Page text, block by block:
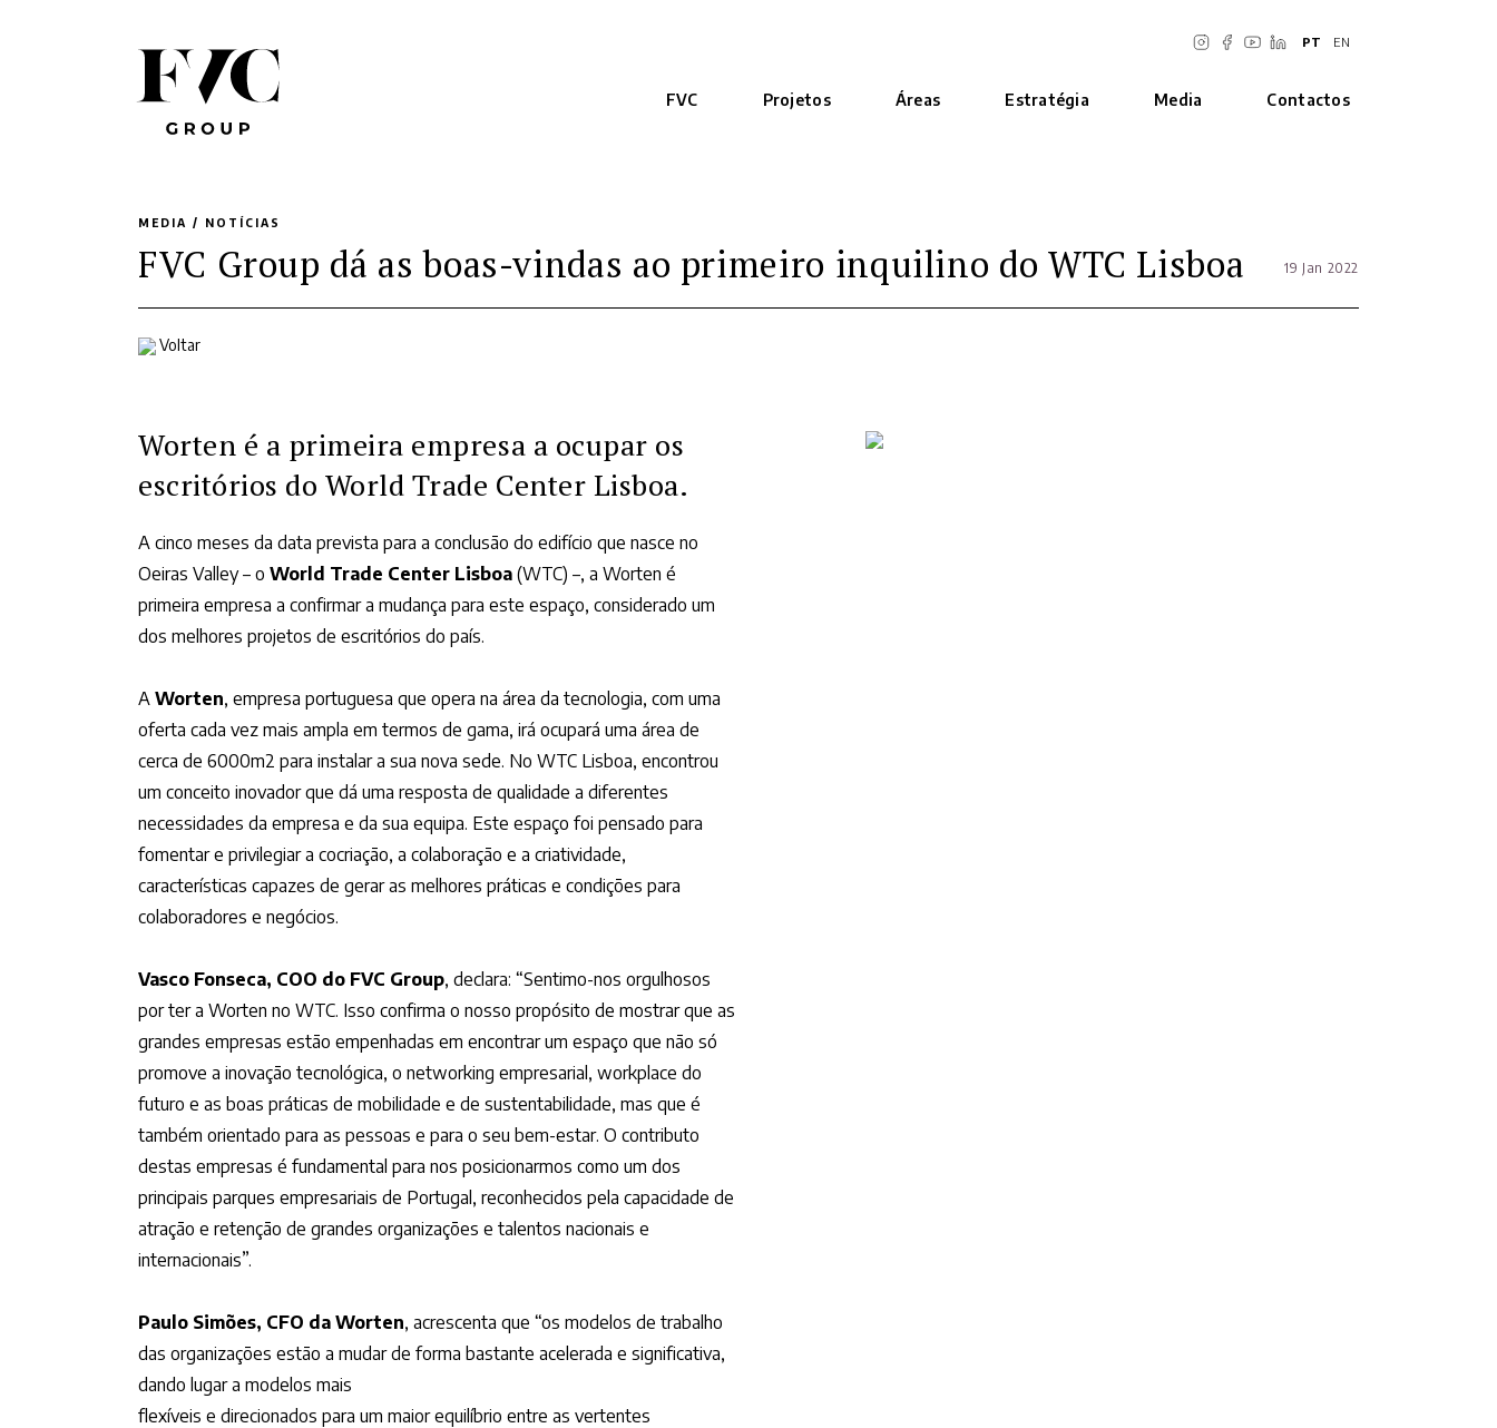
PT EN
FVC Projetos Áreas Estratégia Media Contactos
MEDIA / NOTÍCIAS
FVC Group dá as boas-vindas ao primeiro inquilino do WTC Lisboa 19 Jan 2022
Voltar
Worten é a primeira empresa a ocupar os
escritórios do World Trade Center Lisboa.
A cinco meses da data prevista para a conclusão do edifício que nasce no
Oeiras Valley – o World Trade Center Lisboa (WTC) –, a Worten é
primeira empresa a confirmar a mudança para este espaço, considerado um
dos melhores projetos de escritórios do país.
A Worten, empresa portuguesa que opera na área da tecnologia, com uma
oferta cada vez mais ampla em termos de gama, irá ocupará uma área de
cerca de 6000m2 para instalar a sua nova sede. No WTC Lisboa, encontrou
um conceito inovador que dá uma resposta de qualidade a diferentes
necessidades da empresa e da sua equipa. Este espaço foi pensado para
fomentar e privilegiar a cocriação, a colaboração e a criatividade,
características capazes de gerar as melhores práticas e condições para
colaboradores e negócios.
Vasco Fonseca, COO do FVC Group, declara: “Sentimo-nos orgulhosos
por ter a Worten no WTC. Isso confirma o nosso propósito de mostrar que as
grandes empresas estão empenhadas em encontrar um espaço que não só
promove a inovação tecnológica, o networking empresarial, workplace do
futuro e as boas práticas de mobilidade e de sustentabilidade, mas que é
também orientado para as pessoas e para o seu bem-estar. O contributo
destas empresas é fundamental para nos posicionarmos como um dos
principais parques empresariais de Portugal, reconhecidos pela capacidade de
atração e retenção de grandes organizações e talentos nacionais e
internacionais”.
Paulo Simões, CFO da Worten, acrescenta que “os modelos de trabalho
das organizações estão a mudar de forma bastante acelerada e significativa,
dando lugar a modelos mais
flexíveis e direcionados para um maior equilíbrio entre as vertentes